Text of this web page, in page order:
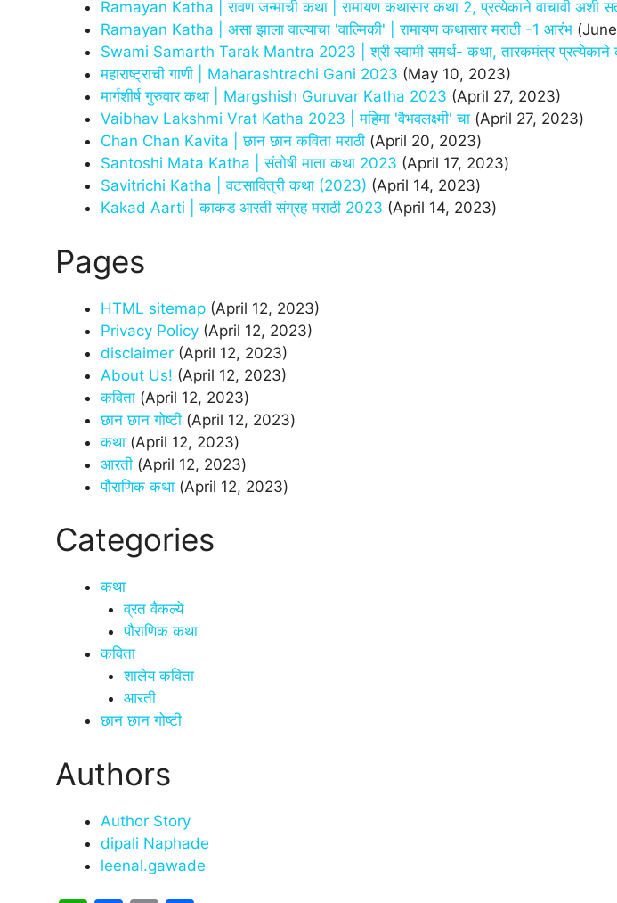
Ramayan Katha | रावण जन्माची कथा | रामायण कथासार कथा 2, प्रत्येकाने वाचावी अशी
Ramayan Katha | असा झाला वाल्याचा 'वाल्मिकी' | रामायण कथासार मराठी -1 आरंभ
Swami Samarth Tarak Mantra 2023 | श्री स्वामी समर्थ- कथा, तारकमंत्र प्रत्येकाने
महाराष्ट्राची गाणी | Maharashtrachi Gani 2023 (May 10, 2023)
मार्गशीर्ष गुरुवार कथा | Margshish Guruvar Katha 2023 (April 27, 2023)
Vaibhav Lakshmi Vrat Katha 2023 | महिमा 'वैभवलक्ष्मी' चा (April 27, 2023)
Chan Chan Kavita | छान छान कविता मराठी (April 20, 2023)
Santoshi Mata Katha | संतोषी माता कथा 2023 (April 17, 2023)
Savitrichi Katha | वटसावित्री कथा (2023) (April 14, 2023)
Kakad Aarti | काकड आरती संग्रह मराठी 2023 (April 14, 2023)
Pages
HTML sitemap (April 12, 2023)
Privacy Policy (April 12, 2023)
disclaimer (April 12, 2023)
About Us! (April 12, 2023)
कविता (April 12, 2023)
छान छान गोष्टी (April 12, 2023)
कथा (April 12, 2023)
आरती (April 12, 2023)
पौराणिक कथा (April 12, 2023)
Categories
कथा
व्रत वैकल्ये
पौराणिक कथा
कविता
शालेय कविता
आरती
छान छान गोष्टी
Authors
Author Story
dipali Naphade
leenal.gawade